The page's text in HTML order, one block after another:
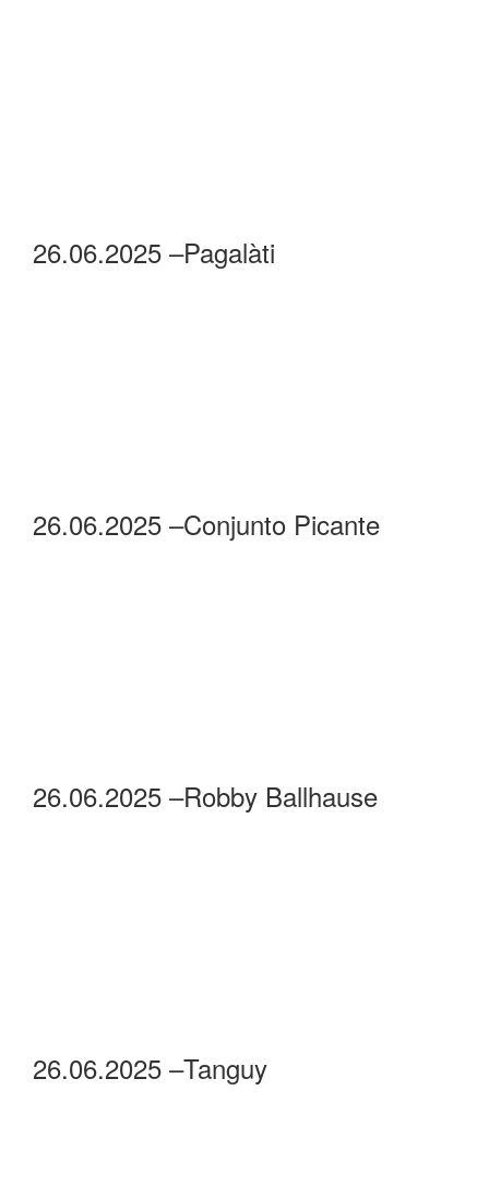
26.06.2025 –Pagalàti
26.06.2025 –Conjunto Picante
26.06.2025 –Robby Ballhause
26.06.2025 –Tanguy